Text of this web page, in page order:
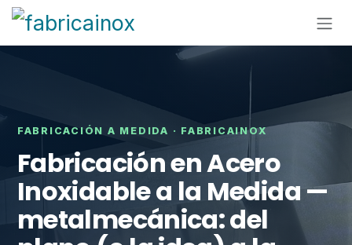
Ir al contenido
FABRICACIÓN A MEDIDA · FABRICAINOX
Fabricación en Acero
Inoxidable a la Medida —
metalmecánica: del